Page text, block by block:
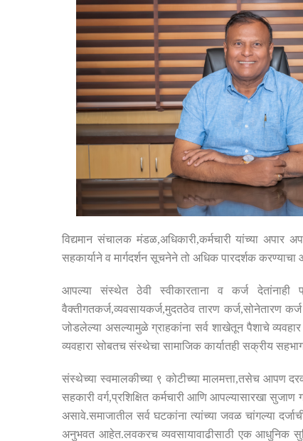
विद्यमान संचालक मंडळ,अधिकारी,कर्मचारी यांच्या अपार
सहकार्याने व मार्गदर्शन सूचनेने तो अधिक पारदर्शक
आपल्या संस्थेत ठेवी स्वीकारताना व कर्ज
वैक्तीगतकर्ज,व्यवसायकर्ज,मुदतठेव तारण कर्ज,सोनेतारण
जोडलेल्या असल्यामुळे ग्राहकांना सर्व शाखेतून पैशाचे
व्यवहारा सोबतच संस्थेचा सामाजिक कार्यातही सक्रीय
संस्थेच्या स्वमालकीच्या ९ कोटीच्या मालमत्ता,तसेच आपण
सहकारी वर्ग,प्रशिक्षित कर्मचारी आणि आपल्यासारखा
असावे.समाजातील सर्व घटकांना त्यांच्या जवळ चांगल्या
अनुभवत आहेत.लवकरच व्यवसायावाढीसाठी एक आधुनिक